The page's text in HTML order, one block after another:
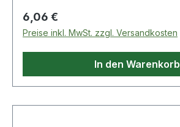
Regulärer Preis:
6,06 €
Preise inkl. MwSt. zzgl. Versandkosten
In den Warenkorb